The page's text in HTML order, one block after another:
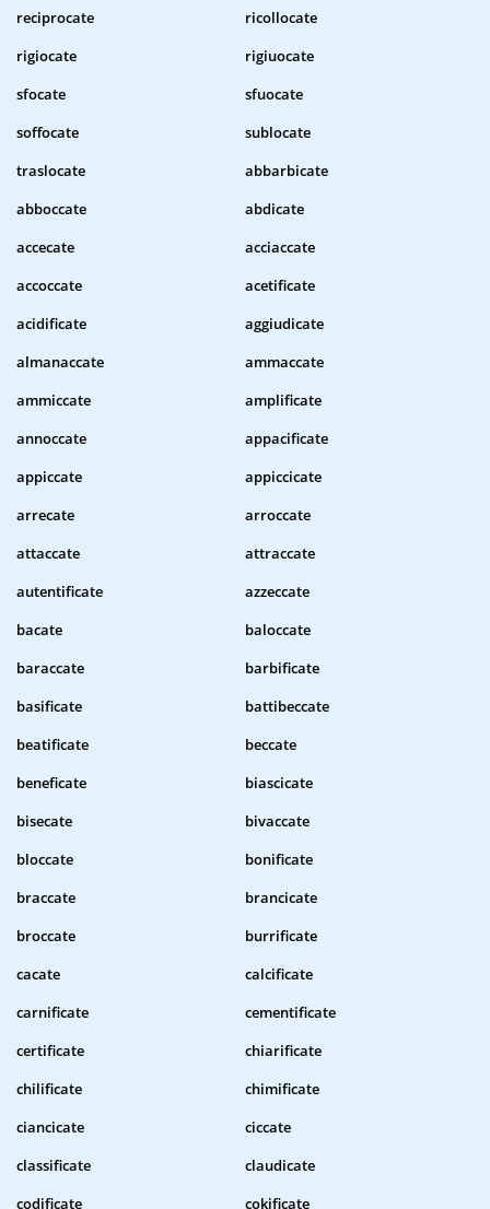
reciprocate
ricollocate
rigiocate
rigiuocate
sfocate
sfuocate
soffocate
sublocate
traslocate
abbarbicate
abboccate
abdicate
accecate
acciaccate
accoccate
acetificate
acidificate
aggiudicate
almanaccate
ammaccate
ammiccate
amplificate
annoccate
appacificate
appiccate
appiccicate
arrecate
arroccate
attaccate
attraccate
autentificate
azzeccate
bacate
baloccate
baraccate
barbificate
basificate
battibeccate
beatificate
beccate
beneficate
biascicate
bisecate
bivaccate
bloccate
bonificate
braccate
brancicate
broccate
burrificate
cacate
calcificate
carnificate
cementificate
certificate
chiarificate
chilificate
chimificate
ciancicate
ciccate
classificate
claudicate
codificate
cokificate